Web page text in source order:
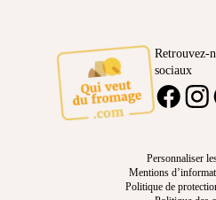
Retrouvez-
sociaux
FACEBOOK
Personnaliser
Mentions
Politique de